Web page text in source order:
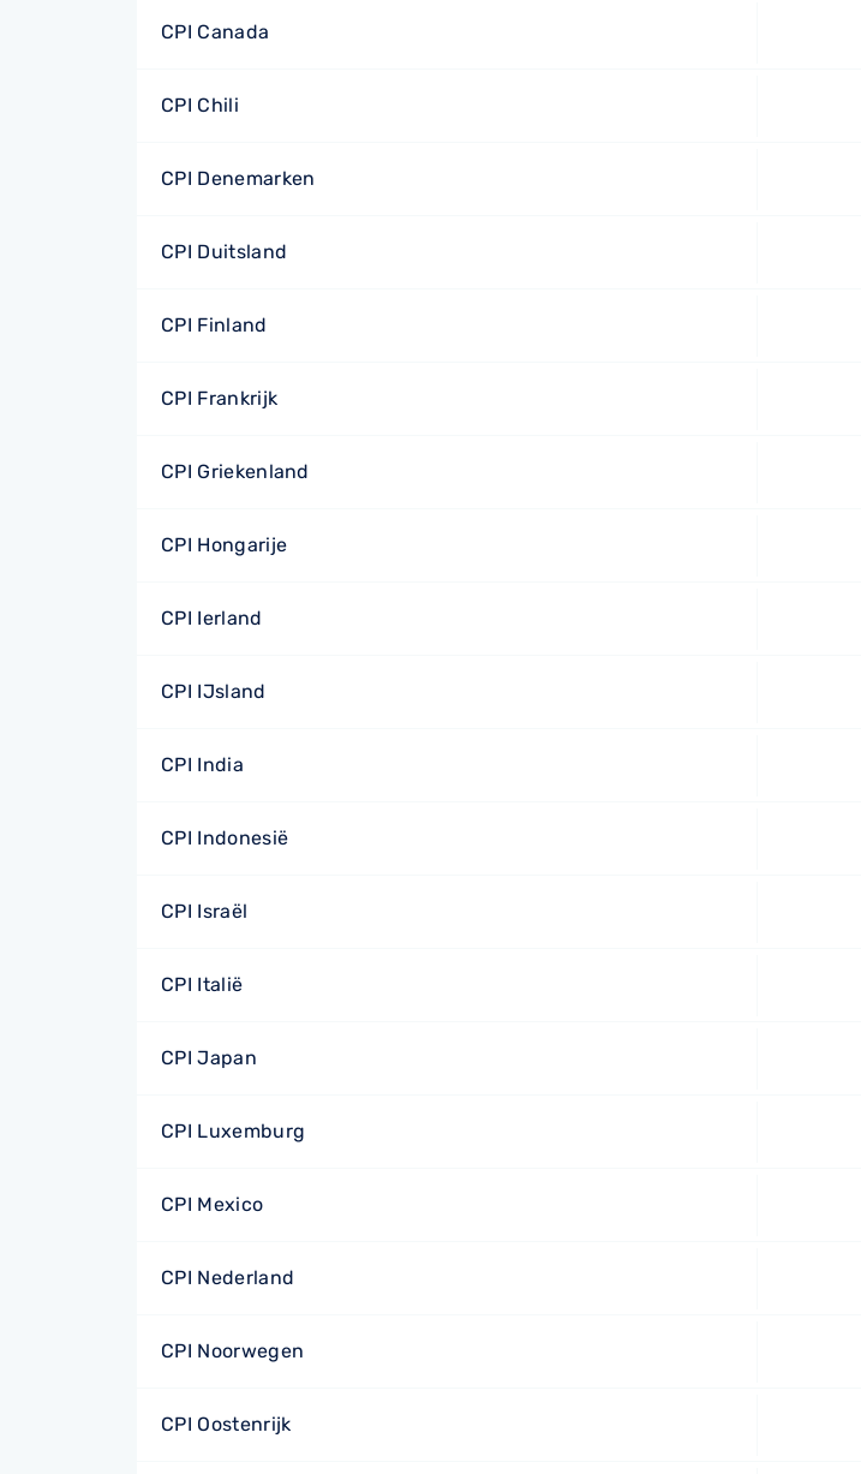
CPI Canada
CPI Chili
CPI Denemarken
CPI Duitsland
CPI Finland
CPI Frankrijk
CPI Griekenland
CPI Hongarije
CPI Ierland
CPI IJsland
CPI India
CPI Indonesië
CPI Israël
CPI Italië
CPI Japan
CPI Luxemburg
CPI Mexico
CPI Nederland
CPI Noorwegen
CPI Oostenrijk